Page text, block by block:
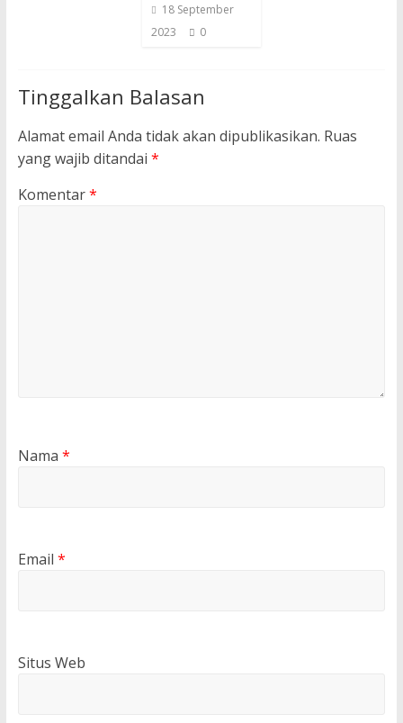
18 September
2023
0
Tinggalkan Balasan
Alamat email Anda tidak akan dipublikasikan. Ruas
yang wajib ditandai *
Komentar*
Nama *
Email *
Situs Web